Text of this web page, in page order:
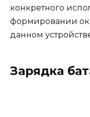
конкретного
формировании
данном
Зарядка